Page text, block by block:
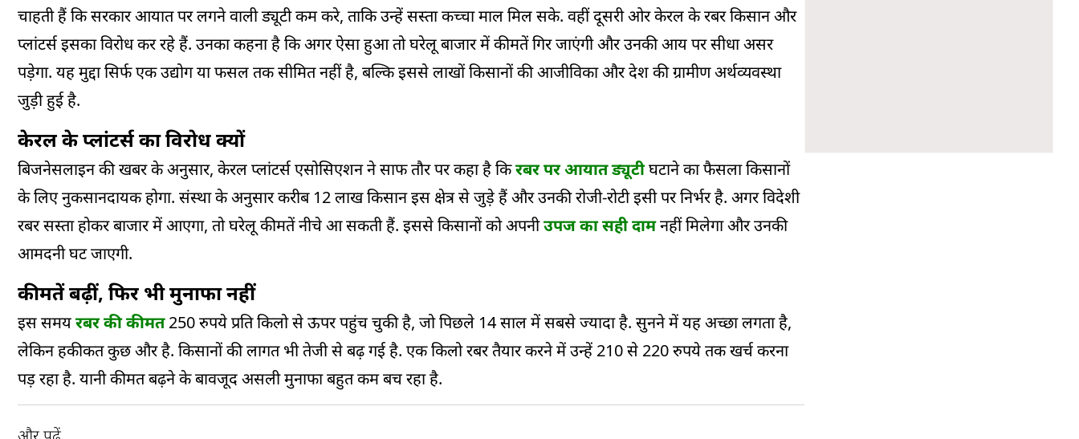
चाहती हैं कि सरकार आयात पर लगने वाली ड्यूटी कम करे, ताकि उन्हें सस्ता कच्चा माल मिल सके. वहीं दूसरी ओर केरल के रबर किसान और
प्लांटर्स इसका विरोध कर रहे हैं. उनका कहना है कि अगर ऐसा हुआ तो घरेलू बाजार में कीमतें गिर जाएंगी और उनकी आय पर सीधा असर
पड़ेगा. यह मुद्दा सिर्फ एक उद्योग या फसल तक सीमित नहीं है, बल्कि इससे लाखों किसानों की आजीविका और देश की ग्रामीण अर्थव्यवस्था
जुड़ी हुई है.
केरल के प्लांटर्स का विरोध क्यों
बिजनेसलाइन की खबर के अनुसार, केरल प्लांटर्स एसोसिएशन ने साफ तौर पर कहा है किरबर पर आयात ड्यूटीघटाने का फैसला किसानों
के लिए नुकसानदायक होगा. संस्था के अनुसार करीब 12 लाख किसान इस क्षेत्र से जुड़े हैं और उनकी रोजी-रोटी इसी पर निर्भर है. अगर विदेशी
रबर सस्ता होकर बाजार में आएगा, तो घरेलू कीमतें नीचे आ सकती हैं. इससे किसानों को अपनीउपज का सही दामनहीं मिलेगा और उनकी
आमदनी घट जाएगी.
कीमतें बढ़ीं, फिर भी मुनाफा नहीं
इस समयरबर की कीमत250 रुपये प्रति किलो से ऊपर पहुंच चुकी है, जो पिछले 14 साल में सबसे ज्यादा है. सुनने में यह अच्छा लगता है,
लेकिन हकीकत कुछ और है. किसानों की लागत भी तेजी से बढ़ गई है. एक किलो रबर तैयार करने में उन्हें 210 से 220 रुपये तक खर्च करना
पड़ रहा है. यानी कीमत बढ़ने के बावजूद असली मुनाफा बहुत कम बच रहा है.